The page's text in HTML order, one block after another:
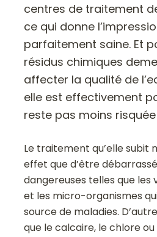
centres de traitement
ce qui donne
parfaitement saine. Et
résidus chimiques
affecter la qualité de
elle est effectivement
reste pas moins
Le traitement qu’elle subit
effet que d’être
dangereuses telles que les
et les micro-organismes
source de maladies.
que le calcaire, le chlore